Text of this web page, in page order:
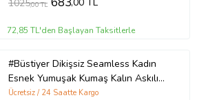
1025,00 TL
72,85 TL'den Başlayan Taksitlerle
#Büstiyer Dikişsiz Seamless Kadın
Esnek Yumuşak Kumaş Kalın Askılı
Pedsiz Spor Büstiyer - 2 Adet
Ücretsiz / 24 Saatte Kargo